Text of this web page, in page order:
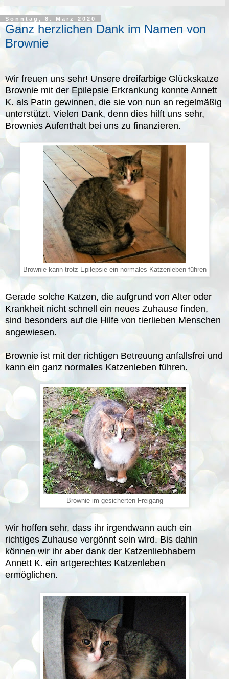
Sonntag, 8. März 2020
Ganz herzlichen Dank im Namen von
Brownie
Wir freuen uns sehr! Unsere dreifarbige Glückskatze
Brownie mit der Epilepsie Erkrankung konnte Annett
K. als Patin gewinnen, die sie von nun an regelmäßig
unterstützt. Vielen Dank, denn dies hilft uns sehr,
Brownies Aufenthalt bei uns zu finanzieren.
Brownie kann trotz Epilepsie ein normales Katzenleben führen
Gerade solche Katzen, die aufgrund von Alter oder
Krankheit nicht schnell ein neues Zuhause finden,
sind besonders auf die Hilfe von tierlieben Menschen
angewiesen.
Brownie ist mit der richtigen Betreuung anfallsfrei und
kann ein ganz normales Katzenleben führen.
Brownie im gesicherten Freigang
Wir hoffen sehr, dass ihr irgendwann auch ein
richtiges Zuhause vergönnt sein wird. Bis dahin
können wir ihr aber dank der Katzenliebhabern
Annett K. ein artgerechtes Katzenleben
ermöglichen.